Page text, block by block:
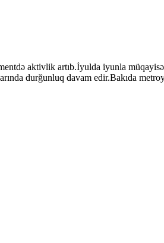
aktivlik artıb.İyulda iyunla
durğunluq davam edir.Bakıda